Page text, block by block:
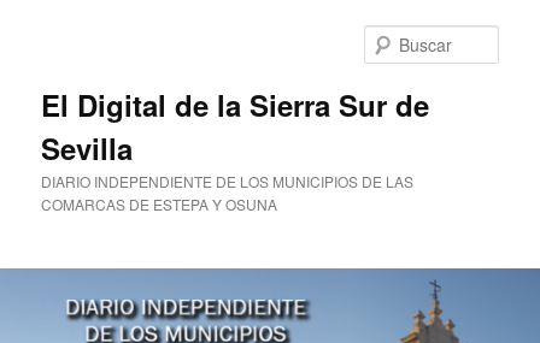
El Digital de la Sierra Sur de
Sevilla
DIARIO INDEPENDIENTE DE LOS MUNICIPIOS DE LAS
COMARCAS DE ESTEPA Y OSUNA